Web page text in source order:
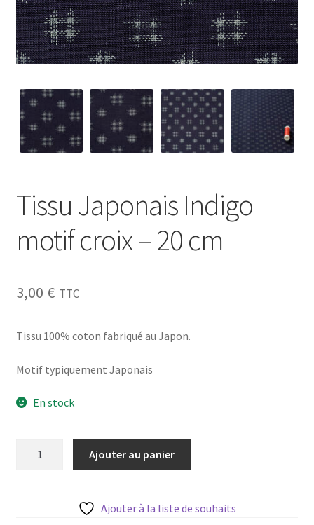
My Account
Wishlist
Paiement
Panier
Possibilité de retrait gratuit
Track your order
#6710 (pas de titre)
CGV
Livraison
Mentions légales
Tissu Japonais Indigo
motif croix – 20 cm
3,00 € TTC
Tissu 100% coton fabriqué au Japon.
Motif typiquement Japonais
En stock
Ajouter au panier
Ajouter à la liste de souhaits